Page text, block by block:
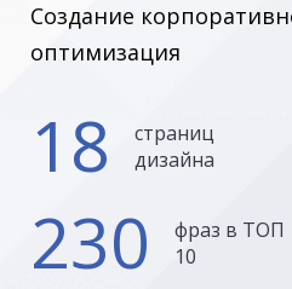
Создание
оптимизация
18
страниц
дизайна
230
фраз в ТОП
10